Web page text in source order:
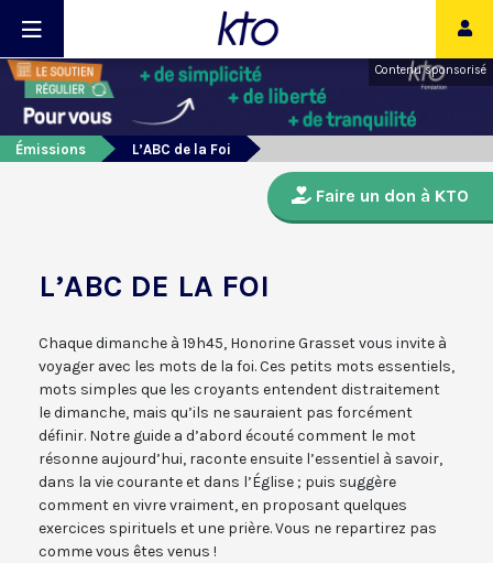
Contenu sponsorisé
Émissions L’ABC de la Foi
Faire un don à KTO
L’ABC DE LA FOI
Chaque dimanche à 19h45, Honorine Grasset vous invite à
voyager avec les mots de la foi. Ces petits mots essentiels,
mots simples que les croyants entendent distraitement
le dimanche, mais qu’ils ne sauraient pas forcément
définir. Notre guide a d’abord écouté comment le mot
résonne aujourd’hui, raconte ensuite l’essentiel à savoir,
dans la vie courante et dans l’Église ; puis suggère
comment en vivre vraiment, en proposant quelques
exercices spirituels et une prière. Vous ne repartirez pas
comme vous êtes venus !